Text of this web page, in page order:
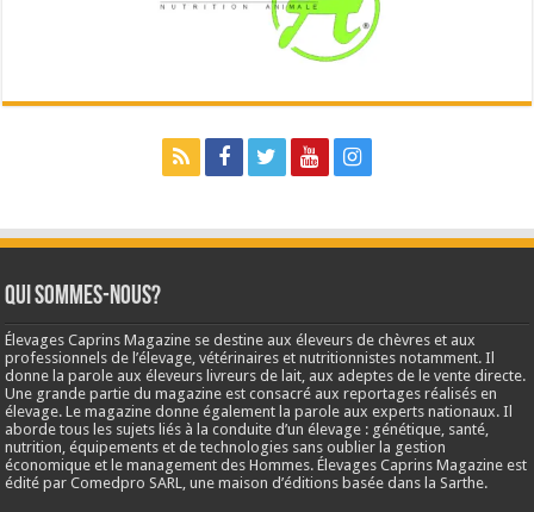
Qui sommes-nous?
Élevages Caprins Magazine se destine aux éleveurs de chèvres et aux
professionnels de l’élevage, vétérinaires et nutritionnistes notamment. Il
donne la parole aux éleveurs livreurs de lait, aux adeptes de le vente directe.
Une grande partie du magazine est consacré aux reportages réalisés en
élevage. Le magazine donne également la parole aux experts nationaux. Il
aborde tous les sujets liés à la conduite d’un élevage : génétique, santé,
nutrition, équipements et de technologies sans oublier la gestion
économique et le management des Hommes. Élevages Caprins Magazine est
édité par Comedpro SARL, une maison d’éditions basée dans la Sarthe.